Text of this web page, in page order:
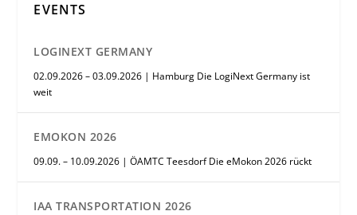
EVENTS
LOGINEXT GERMANY
02.09.2026 – 03.09.2026 | Hamburg Die LogiNext Germany ist
weit
EMOKON 2026
09.09. – 10.09.2026 | ÖAMTC Teesdorf Die eMokon 2026 rückt
IAA TRANSPORTATION 2026